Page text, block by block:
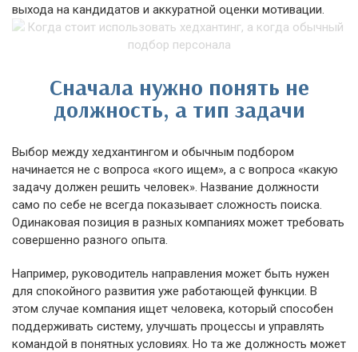
выхода на кандидатов и аккуратной оценки мотивации.
Сначала нужно понять не
должность, а тип задачи
Выбор между хедхантингом и обычным подбором
начинается не с вопроса «кого ищем», а с вопроса «какую
задачу должен решить человек». Название должности
само по себе не всегда показывает сложность поиска.
Одинаковая позиция в разных компаниях может требовать
совершенно разного опыта.
Например, руководитель направления может быть нужен
для спокойного развития уже работающей функции. В
этом случае компания ищет человека, который способен
поддерживать систему, улучшать процессы и управлять
командой в понятных условиях. Но та же должность может